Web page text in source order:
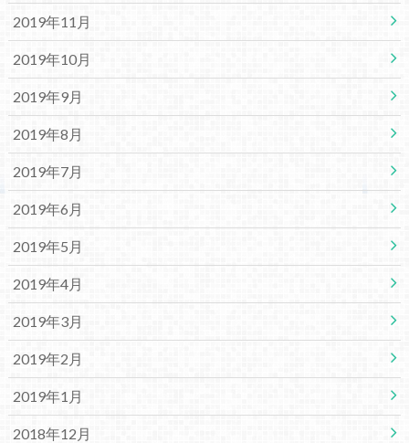
2019年11月
2019年10月
2019年9月
2019年8月
2019年7月
2019年6月
2019年5月
2019年4月
2019年3月
2019年2月
2019年1月
2018年12月